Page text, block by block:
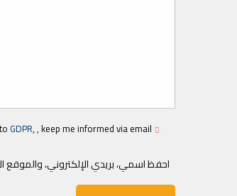
GDPR, , keep me informed via email.
احفظ اسمي، بريدي الإلكتروني، والموقع